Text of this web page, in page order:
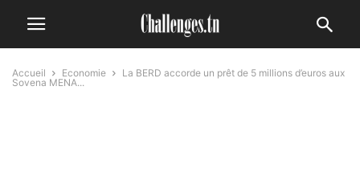
Accueil Economie
La BERD accorde un prêt de 5 millions d’euros aux
Sovena MENA...